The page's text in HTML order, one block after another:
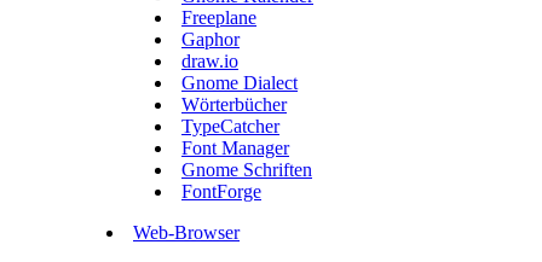
Freeplane
Gaphor
draw.io
Gnome Dialect
Wörterbücher
TypeCatcher
Font Manager
Gnome Schriften
FontForge
Web-Browser